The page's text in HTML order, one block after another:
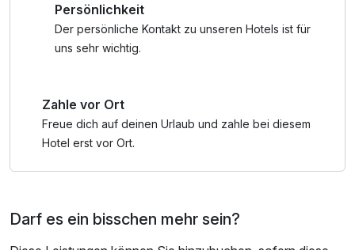
Der Zutritt zur Eurotherme mit Tropicana, Sauna-Dorf
Auszeit (Saunawelt nur für Erwachsene), Aquapulco
erfolgt über einen Verbindungsgang und ist auch am An- &
Das Relax-Hotelpool und die Saunen mit dem neuen
`Balinesischen Palmenhaus´ und großzügigen
Liegebereichen ist exklusive für Hotelgäste nutzbar!
check out, Badetasche mit Bademantel und -tücher
Persönlichkeit
Der persönliche Kontakt zu unseren Hotels ist für
uns sehr wichtig.
Zahle vor Ort
Freue dich auf deinen Urlaub und zahle bei diesem
Hotel erst vor Ort.
Darf es ein bisschen mehr sein?